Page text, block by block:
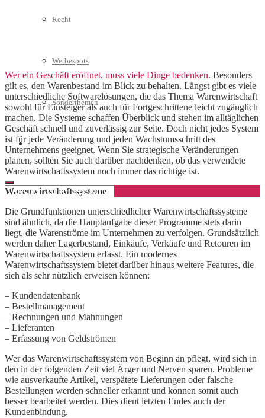
Recht
Werbespots
Sonderthemen
Geschäftskonto eröffnen
Wer ein Geschäft eröffnet, muss viele Dinge bedenken. Besonders
gilt es, den Warenbestand im Blick zu behalten. Längst gibt es viele
unterschiedliche Softwarelösungen, die das Thema Warenwirtschaft
sowohl für Einsteiger als auch für Fortgeschrittene leicht zugänglich
machen. Die Systeme schaffen Überblick und stehen im alltäglichen
Geschäft schnell und zuverlässig zur Seite. Doch nicht jedes System
ist für jede Veränderung und jeden Wachstumsschritt des
Unternehmens geeignet. Wenn Sie strategische Veränderungen
planen, sollten Sie auch darüber nachdenken, ob das verwendete
Warenwirtschaftssystem noch immer das richtige ist.
Warenwirtschaftssysteme
Die Grundfunktionen unterschiedlicher Warenwirtschaftssysteme
sind ähnlich, da die Hauptaufgabe dieser Programme stets darin
liegt, die Warenströme im Unternehmen zu verfolgen. Grundsätzlich
werden daher Lagerbestand, Einkäufe, Verkäufe und Retouren im
Warenwirtschaftssystem erfasst. Ein modernes
Warenwirtschaftssystem bietet darüber hinaus weitere Features, die
sich als sehr nützlich erweisen können:
– Kundendatenbank
– Bestellmanagement
– Rechnungen und Mahnungen
– Lieferanten
– Erfassung von Geldströmen
Wer das Warenwirtschaftssystem von Beginn an pflegt, wird sich in
den in der folgenden Zeit viel Ärger und Nerven sparen. Probleme
wie ausverkaufte Artikel, verspätete Lieferungen oder falsche
Bestellungen werden schneller erkannt und können somit auch
besser bearbeitet werden. Dies dient letzten Endes auch der
Kundenbindung.